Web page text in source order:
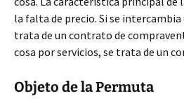
la falta de precio. Si se intercambia
trata de un contrato de
cosa por servicios, se trata de un
Objeto de la Permuta